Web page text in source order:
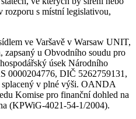
s místní legislativou,
ve Varšavě v Warsaw UNIT,
zapsaný u Obvodního soudu pro
úsek Národního
0000204776, DIČ 5262759131,
v plné výši. OANDA
Komise pro finanční dohled na
(KPWiG-4021-54-1/2004).